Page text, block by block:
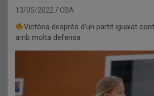
13/05/2022 CBA
Victòria després d’un partit igualat
amb molta defensa